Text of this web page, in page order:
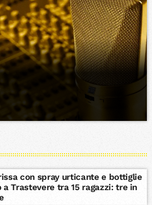
con spray urticante e bottiglie
a Trastevere tra 15 ragazzi: tre in